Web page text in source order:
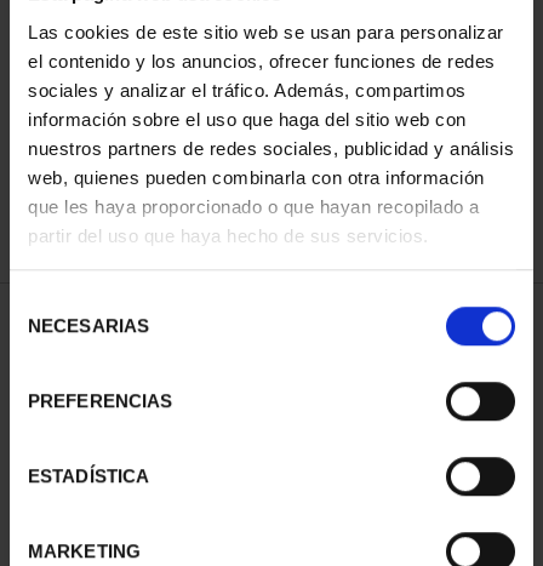
Las cookies de este sitio web se usan para personalizar
el contenido y los anuncios, ofrecer funciones de redes
sociales y analizar el tráfico. Además, compartimos
información sobre el uso que haga del sitio web con
nuestros partners de redes sociales, publicidad y análisis
web, quienes pueden combinarla con otra información
que les haya proporcionado o que hayan recopilado a
partir del uso que haya hecho de sus servicios.
NECESARIAS
PREFERENCIAS
ESTADÍSTICA
MARKETING
ORDENAR POR:
REFINAR
1 Productos encontrados